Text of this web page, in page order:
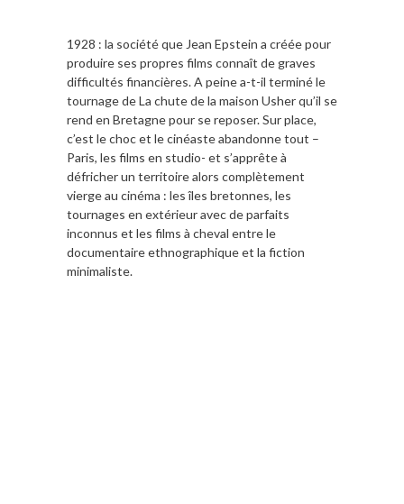
1928 : la société que Jean Epstein a créée pour
produire ses propres films connaît de graves
difficultés financières. A peine a-t-il terminé le
tournage de La chute de la maison Usher qu’il se
rend en Bretagne pour se reposer. Sur place,
c’est le choc et le cinéaste abandonne tout –
Paris, les films en studio- et s’apprête à
défricher un territoire alors complètement
vierge au cinéma : les îles bretonnes, les
tournages en extérieur avec de parfaits
inconnus et les films à cheval entre le
documentaire ethnographique et la fiction
minimaliste.